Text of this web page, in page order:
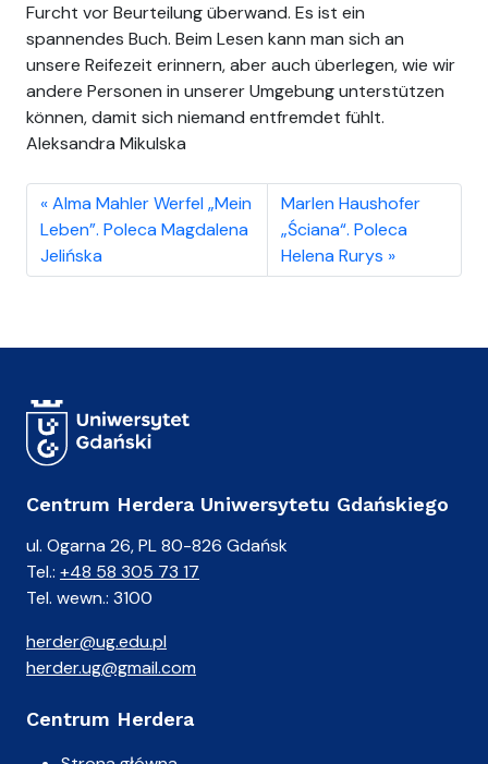
Furcht vor Beurteilung überwand. Es ist ein
spannendes Buch. Beim Lesen kann man sich an
unsere Reifezeit erinnern, aber auch überlegen, wie wir
andere Personen in unserer Umgebung unterstützen
können, damit sich niemand entfremdet fühlt.
Aleksandra Mikulska
Alma Mahler Werfel „Mein
Leben”. Poleca Magdalena
Jelińska
Marlen Haushofer
„Ściana“. Poleca
Helena Rurys
Centrum Herdera Uniwersytetu Gdańskiego
ul. Ogarna 26, PL 80-826 Gdańsk
Tel.: +48 58 305 73 17
Tel. wewn.: 3100
herder@ug.edu.pl
herder.ug@gmail.com
Centrum Herdera